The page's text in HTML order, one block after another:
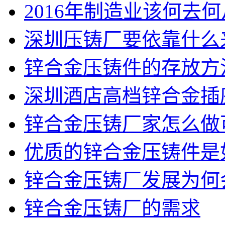
2016年制造业该何去
深圳压铸厂要依靠什
锌合金压铸件的存放方
深圳酒店高档锌合金
锌合金压铸厂家怎么
优质的锌合金压铸件
锌合金压铸厂发展为
锌合金压铸厂的需求